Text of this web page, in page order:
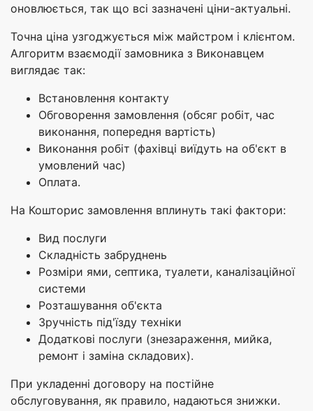
оновлюється, так що всі зазначені ціни-актуальні.
Точна ціна узгоджується між майстром і клієнтом.
Алгоритм взаємодії замовника з Виконавцем
виглядає так:
Встановлення контакту
Обговорення замовлення (обсяг робіт, час
виконання, попередня вартість)
Виконання робіт (фахівці виїдуть на об'єкт в
умовлений час)
Оплата.
На Кошторис замовлення вплинуть такі фактори:
Вид послуги
Складність забруднень
Розміри ями, септика, туалети, каналізаційної
системи
Розташування об'єкта
Зручність під'їзду техніки
Додаткові послуги (знезараження, мийка,
ремонт і заміна складових).
При укладенні договору на постійне
обслуговування, як правило, надаються знижки.